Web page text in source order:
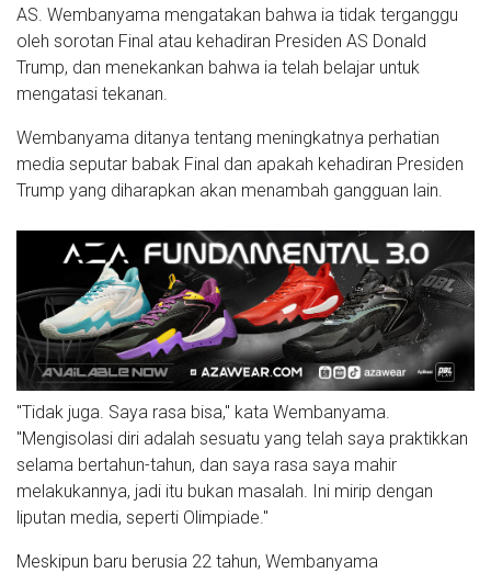
AS. Wembanyama mengatakan bahwa ia tidak terganggu
oleh sorotan Final atau kehadiran Presiden AS Donald
Trump, dan menekankan bahwa ia telah belajar untuk
mengatasi tekanan.
Wembanyama ditanya tentang meningkatnya perhatian
media seputar babak Final dan apakah kehadiran Presiden
Trump yang diharapkan akan menambah gangguan lain.
"Tidak juga. Saya rasa bisa," kata Wembanyama.
"Mengisolasi diri adalah sesuatu yang telah saya praktikkan
selama bertahun-tahun, dan saya rasa saya mahir
melakukannya, jadi itu bukan masalah. Ini mirip dengan
liputan media, seperti Olimpiade."
Meskipun baru berusia 22 tahun, Wembanyama